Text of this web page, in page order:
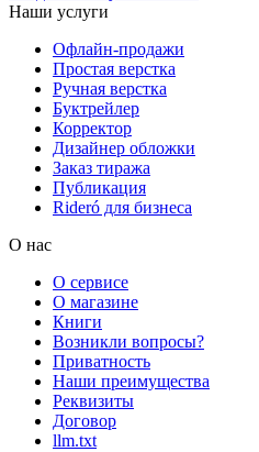
Наши услуги
Офлайн-продажи
Простая верстка
Ручная верстка
Буктрейлер
Корректор
Дизайнер обложки
Заказ тиража
Публикация
Rideró для бизнеса
О нас
О сервисе
О магазине
Книги
Возникли вопросы?
Приватность
Наши преимущества
Реквизиты
Договор
llm.txt